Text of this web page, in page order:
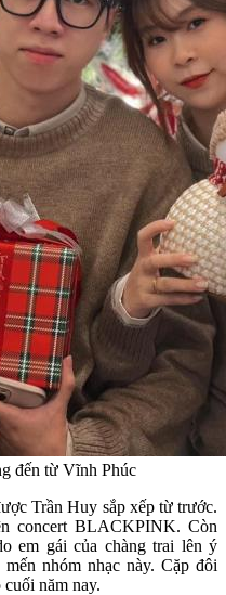
đến từ Vĩnh Phúc
Trần Huy sắp xếp từ trước.
concert BLACKPINK. Còn
em gái của chàng trai lên ý
nhóm nhạc này. Cặp đôi
năm nay.